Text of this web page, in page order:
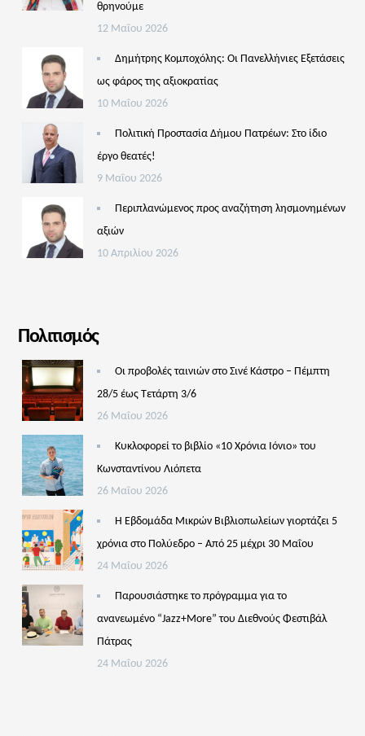
θρηνούμε
12 Μαΐου 2026
Δημήτρης Κομποχόλης: Οι Πανελλήνιες Εξετάσεις
ως φάρος της αξιοκρατίας
10 Μαΐου 2026
Πολιτική Προστασία Δήμου Πατρέων: Στο ίδιο
έργο θεατές!
9 Μαΐου 2026
Περιπλανώμενος προς αναζήτηση λησμονημένων
αξιών
10 Απριλίου 2026
Πολιτισμός
Οι προβολές ταινιών στο Σινέ Κάστρο – Πέμπτη
28/5 έως Τετάρτη 3/6
26 Μαΐου 2026
Κυκλοφορεί το βιβλίο «10 Χρόνια Ιόνιο» του
Κωνσταντίνου Λιόπετα
26 Μαΐου 2026
Η Εβδομάδα Μικρών Βιβλιοπωλείων γιορτάζει 5
χρόνια στο Πολύεδρο – Από 25 μέχρι 30 Μαΐου
24 Μαΐου 2026
Παρουσιάστηκε το πρόγραμμα για το
ανανεωμένο “Jazz+More” του Διεθνούς Φεστιβάλ
Πάτρας
24 Μαΐου 2026